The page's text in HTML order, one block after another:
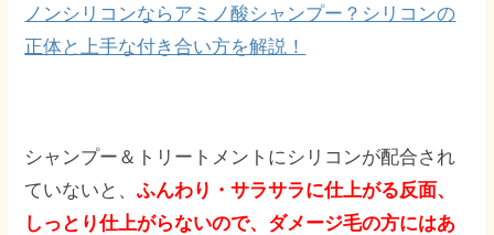
ノンシリコンならアミノ酸シャンプー？シリコンの
正体と上手な付き合い方を解説！
シャンプー＆トリートメントにシリコンが配合され
ていないと、ふんわり・サラサラに仕上がる反面、
しっとり仕上がらないので、ダメージ毛の方にはあ